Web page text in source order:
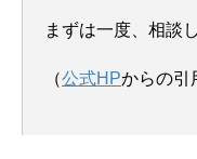
まずは一度、相談
（公式HPからの引